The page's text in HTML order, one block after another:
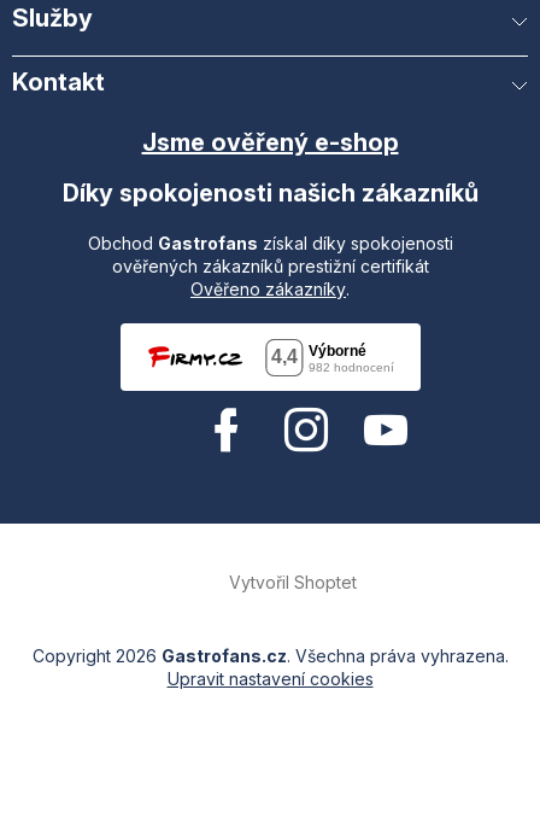
Služby
Kontakt
Jsme ověřený e-shop
Díky spokojenosti našich zákazníků
Obchod Gastrofans získal díky spokojenosti
ověřených zákazníků prestižní certifikát
Ověřeno zákazníky.
Vytvořil Shoptet
Copyright 2026 Gastrofans.cz. Všechna práva vyhrazena.
Upravit nastavení cookies